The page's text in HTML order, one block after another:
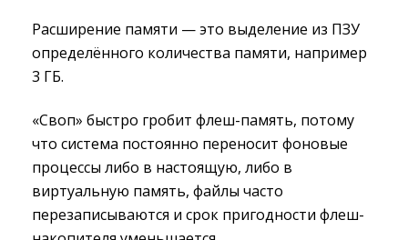
Расширение памяти — это выделение из ПЗУ
определённого количества памяти, например
3 ГБ.
«Своп» быстро гробит флеш-память, потому
что система постоянно переносит фоновые
процессы либо в настоящую, либо в
виртуальную память, файлы часто
перезаписываются и срок пригодности флеш-